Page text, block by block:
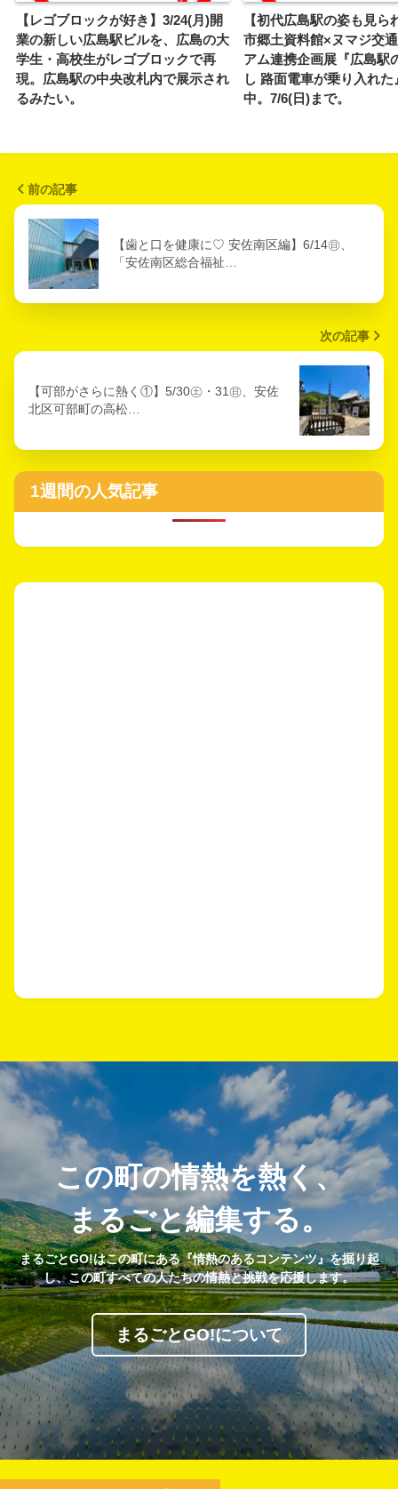
【レゴブロックが好き】3/24(月)開
業の新しい広島駅ビルを、広島の大
学生・高校生がレゴブロックで再
現。広島駅の中央改札内で展示され
るみたい。
【初代広島駅の姿も見ら
市郷土資料館×ヌマジ交
アム連携企画展『広島駅
し 路面電車が乗り入れた
中。7/6(日)まで。
前の記事
【歯と口を健康に♡ 安佐南区編】6/14㊐、
「安佐南区総合福祉…
次の記事
【可部がさらに熱く①】5/30㊏・31㊐、安佐
北区可部町の高松…
1週間の人気記事
この町の情熱を熱く、
まるごと編集する。
まるごとGO!はこの町にある『情熱のあるコンテンツ』を掘り起
し、この町すべての人たちの情熱と挑戦を応援します。
まるごとGO!について